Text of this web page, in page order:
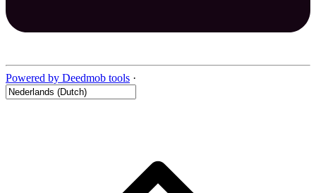
Powered by Deedmob tools ·